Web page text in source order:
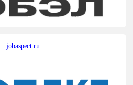
jobaspect.ru